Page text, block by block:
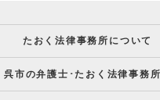
たおく法律事務所について